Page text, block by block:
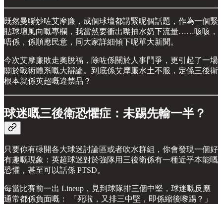
既然曼聯炒咗艾摩廉，成個球壇都講緊呢個話題，作為一個緊
貼球壇風向嘅專欄，我當然要衝出嚟抽水奶下流量……咳咳，
唔係，係順應民意，同大家詳細傾下呢單大新聞。
今次艾摩廉敗走奧脫福，除咗係關於人事鬥爭，更引起了一場
關於戰術體系嘅大辯論。到底係艾摩廉水土不服，定係三後衛
根本就係英超嘅違禁品？
球迷嘅三後衛恐懼症：未踢先輸一半？
只要你有碌開各大球迷討論區或者吹水群組，你會發現一個好
有趣嘅現象：英超球迷對於強隊用三後衛係有一種近乎本能嘅
恐懼，甚至可以話係 PTSD。
每當比賽前一出 Lineup，見到球隊排三個中堅，球迷嘅反應
通常都係負面嘅： 「死啦，又排三中堅，即係縮後嚟踢？」